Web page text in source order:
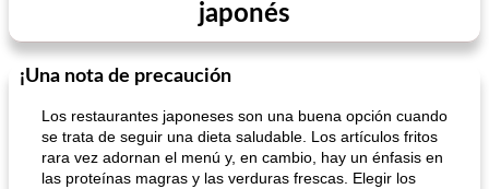
japonés
¡Una nota de precaución
Los restaurantes japoneses son una buena opción cuando
se trata de seguir una dieta saludable. Los artículos fritos
rara vez adornan el menú y, en cambio, hay un énfasis en
las proteínas magras y las verduras frescas. Elegir los